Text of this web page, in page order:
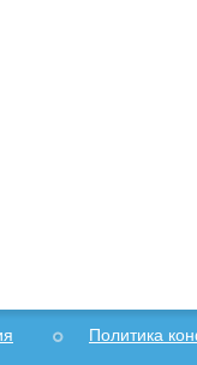
Политика